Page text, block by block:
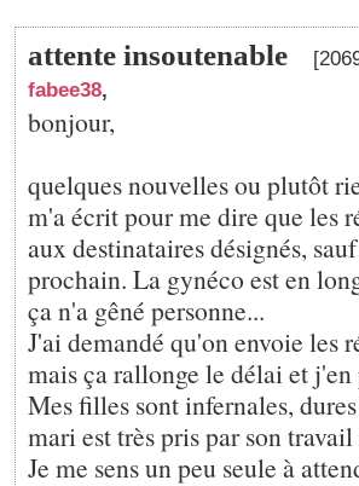
attente insoutenable
fabee38,
bonjour,
quelques nouvelles ou plutôt
m'a écrit pour me dire que les
aux destinataires désignés,
prochain. La gynéco est en
ça n'a gêné personne...
J'ai demandé qu'on envoie les
mais ça rallonge le délai et
Mes filles sont infernales,
mari est très pris par son
Je me sens un peu seule à